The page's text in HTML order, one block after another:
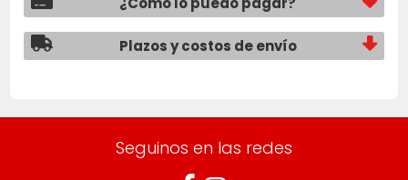
Plazos y costos de envío
Seguinos en las redes